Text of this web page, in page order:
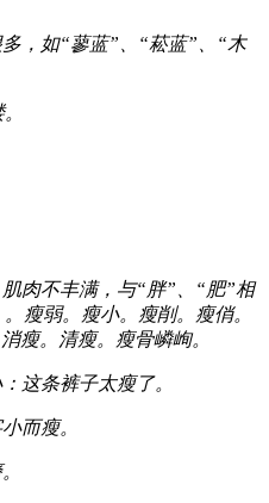
多，如“蓼蓝”、“菘蓝”、“木
肌肉不丰满，与“胖”、“肥”相
瘦弱。瘦小。瘦削。瘦俏。
瘦。清瘦。瘦骨嶙峋。
这条裤子太瘦了。
而瘦。